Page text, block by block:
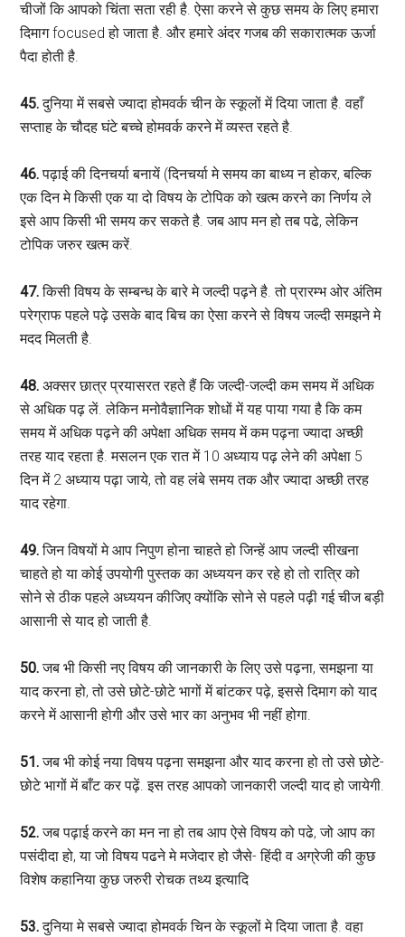
चीजों कि आपको चिंता सता रही है. ऐसा करने से कुछ समय के लिए हमारा
दिमाग focused हो जाता है. और हमारे अंदर गजब की सकारात्मक ऊर्जा
पैदा होती है.
45.दुनिया में सबसे ज्यादा होमवर्क चीन के स्कूलों में दिया जाता है. वहाँ
सप्ताह के चौदह घंटे बच्चे होमवर्क करने में व्यस्त रहते है.
46.पढ़ाई की दिनचर्या बनायें (दिनचर्या मे समय का बाध्य न होकर, बल्कि
एक दिन मे किसी एक या दो विषय के टोपिक को खत्म करने का निर्णय ले
इसे आप किसी भी समय कर सकते है. जब आप मन हो तब पढे, लेकिन
टोपिक जरुर खत्म करें.
47.किसी विषय के सम्बन्ध के बारे मे जल्दी पढ़ने है. तो प्रारम्भ ओर अंतिम
परेग्राफ पहले पढ़े उसके बाद बिच का ऐसा करने से विषय जल्दी समझने मे
मदद मिलती है.
48.अक्सर छात्र प्रयासरत रहते हैं कि जल्दी-जल्दी कम समय में अधिक
से अधिक पढ़ लें. लेकिन मनोवैज्ञानिक शोधों में यह पाया गया है कि कम
समय में अधिक पढ़ने की अपेक्षा अधिक समय में कम पढ़ना ज्यादा अच्छी
तरह याद रहता है. मसलन एक रात में 10 अध्याय पढ़ लेने की अपेक्षा 5
दिन में 2 अध्याय पढ़ा जाये, तो वह लंबे समय तक और ज्यादा अच्छी तरह
याद रहेगा.
49.जिन विषयों मे आप निपुण होना चाहते हो जिन्हें आप जल्दी सीखना
चाहते हो या कोई उपयोगी पुस्तक का अध्ययन कर रहे हो तो रात्रि को
सोने से ठीक पहले अध्ययन कीजिए क्योंकि सोने से पहले पढ़ी गई चीज बड़ी
आसानी से याद हो जाती है.
50.जब भी किसी नए विषय की जानकारी के लिए उसे पढ़ना, समझना या
याद करना हो, तो उसे छोटे-छोटे भागों में बांटकर पढ़े, इससे दिमाग को याद
करने में आसानी होगी और उसे भार का अनुभव भी नहीं होगा.
51.जब भी कोई नया विषय पढ़ना समझना और याद करना हो तो उसे छोटे-
छोटे भागों में बाँट कर पढ़ें. इस तरह आपको जानकारी जल्दी याद हो जायेगी.
52.जब पढ़ाई करने का मन ना हो तब आप ऐसे विषय को पढे, जो आप का
पसंदीदा हो, या जो विषय पढने मे मजेदार हो जैसे- हिंदी व अग्रेजी की कुछ
विशेष कहानिया कुछ जरुरी रोचक तथ्य इत्यादि
53.दुनिया मे सबसे ज्यादा होमवर्क चिन के स्कूलों मे दिया जाता है. वहा